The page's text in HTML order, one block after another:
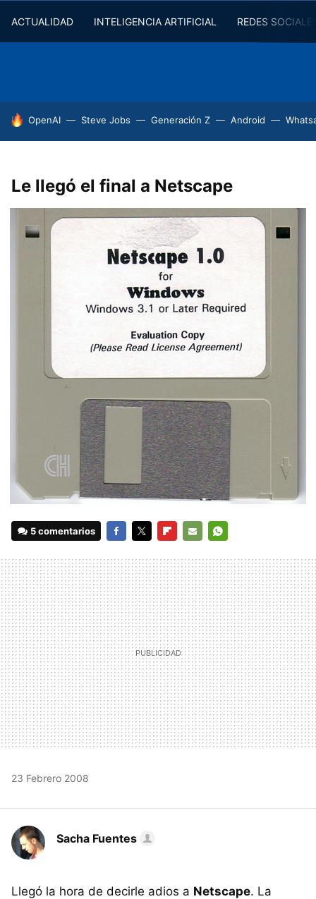
ACTUALIDAD INTELIGENCIA ARTIFICIAL REDES
HOY SE HABLA DE
OpenAI Steve Jobs Generación Z Android
Le llegó el final a Netscape
5 comentarios
MAIL
23 Febrero 2008
Sacha Fuentes
Llegó la hora de decirle adios a Netscape. La